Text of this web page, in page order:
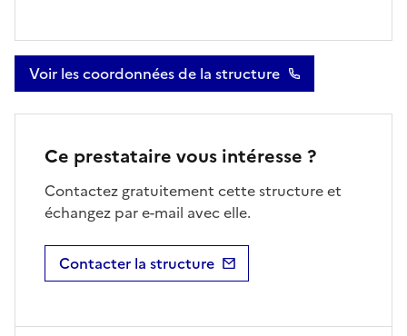
Voir les coordonnées de la structure
Ce prestataire vous intéresse ?
Contactez gratuitement cette structure et
échangez par e-mail avec elle.
Contacter la structure